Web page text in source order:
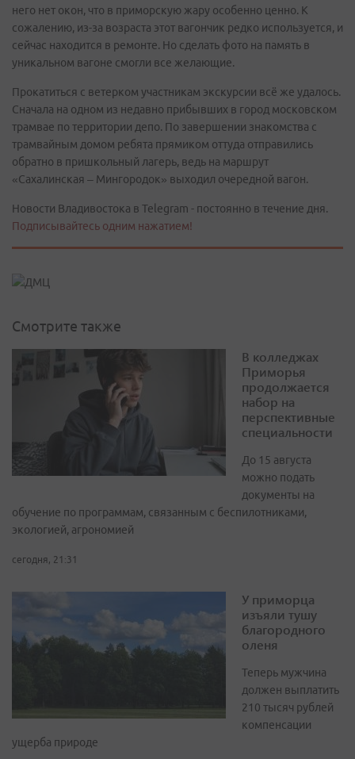
него нет окон, что в приморскую жару особенно ценно. К
сожалению, из-за возраста этот вагончик редко используется, и
сейчас находится в ремонте. Но сделать фото на память в
уникальном вагоне смогли все желающие.
Прокатиться с ветерком участникам экскурсии всё же удалось.
Сначала на одном из недавно прибывших в город московском
трамвае по территории депо. По завершении знакомства с
трамвайным домом ребята прямиком оттуда отправились
обратно в пришкольный лагерь, ведь на маршрут
«Сахалинская – Мингородок» выходил очередной вагон.
Новости Владивостока в Telegram - постоянно в течение дня.
Подписывайтесь одним нажатием!
Смотрите также
В колледжах
Приморья
продолжается
набор на
перспективные
специальности
До 15 августа
можно подать
документы на
обучение по программам, связанным с беспилотниками,
экологией, агрономией
сегодня, 21:31
У приморца
изъяли тушу
благородного
оленя
Теперь мужчина
должен выплатить
210 тысяч рублей
компенсации
ущерба природе